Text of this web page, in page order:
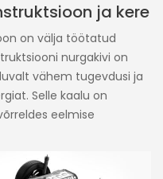
ja kere
on välja töötatud
nurgakivi on
vähem tugevdusi ja
Selle kaalu on
eelmise